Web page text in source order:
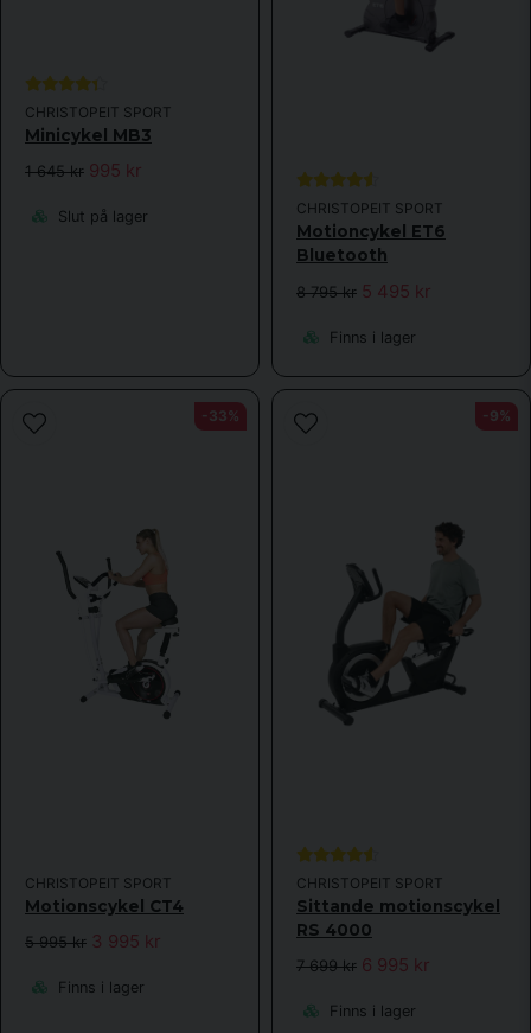
CHRISTOPEIT SPORT
Minicykel MB3
1 645 kr 995 kr
Slut på lager CHRISTOPEIT SPORT
Motioncykel ET6
Bluetooth
8 795 kr 5 495 kr
Finns i lager
CHRISTOPEIT SPORT
Motionscykel CT4
5 995 kr 3 995 kr
Finns i lager
-33%
CHRISTOPEIT SPORT
Sittande motionscykel
RS 4000
7 699 kr 6 995 kr
Finns i lager
-9%